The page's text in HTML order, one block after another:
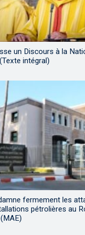
un Discours à la
intégral)
fermement les
pétrolières au